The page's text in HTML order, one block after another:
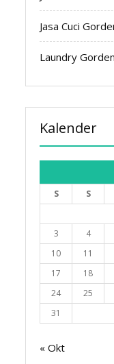
Jasa Cuci
Laundry
Kalender
S S
3
4
10
11
17
18
24
25
31
« Okt